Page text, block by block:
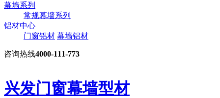
幕墙系列
常规幕墙系列
铝材中心
门窗铝材 幕墙铝材
咨询热线4000-111-773
兴发门窗幕墙型材